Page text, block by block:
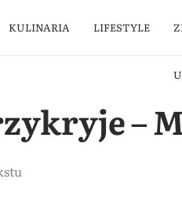
KULINARIA LIFESTYLE
–